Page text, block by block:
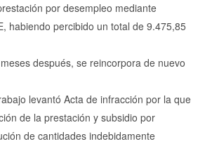
por desempleo mediante
habiendo percibido un total de 9.475,85
después, se reincorpora de nuevo
levantó Acta de infracción por la que
de la prestación y subsidio por
de cantidades indebidamente